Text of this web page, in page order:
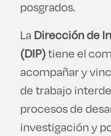
Sustentabilidad
posgrados.
La Dirección de
(DIP)tiene el
acompañar y
de trabajo
procesos de
investigación y